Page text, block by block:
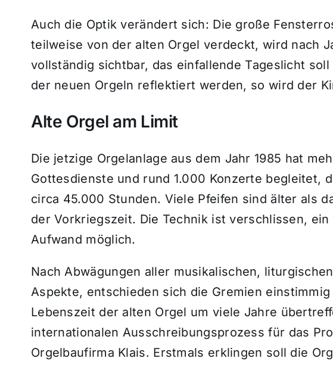
Auch die Optik verändert sich: Die große
teilweise von der alten Orgel verdeckt, wird nach
vollständig sichtbar, das einfallende Tageslicht
der neuen Orgeln reflektiert werden, so wird der
Alte Orgel am Limit
Die jetzige Orgelanlage aus dem Jahr 1985 hat
Gottesdienste und rund 1.000 Konzerte begleitet,
circa 45.000 Stunden. Viele Pfeifen sind älter als
der Vorkriegszeit. Die Technik ist verschlissen,
Aufwand möglich.
Nach Abwägungen aller musikalischen,
Aspekte, entschieden sich die Gremien
Lebenszeit der alten Orgel um viele Jahre
internationalen Ausschreibungsprozess für das
Orgelbaufirma Klais. Erstmals erklingen soll die